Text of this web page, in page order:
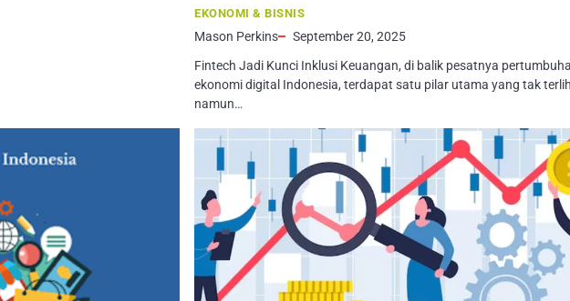
EKONOMI & BISNIS
Mason Perkins
September 20, 2025
Fintech Jadi Kunci Inklusi Keuangan, di balik pesatnya
ekonomi digital Indonesia, terdapat satu pilar utama yang tak
namun…